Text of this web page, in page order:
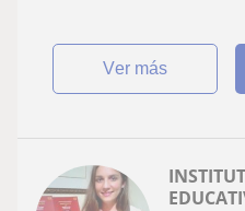
ver más